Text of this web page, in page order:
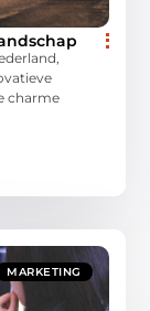
charme
MARKETING